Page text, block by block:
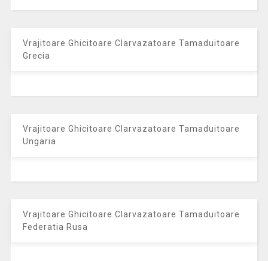
Vrajitoare Ghicitoare Clarvazatoare Tamaduitoare
Grecia
Vrajitoare Ghicitoare Clarvazatoare Tamaduitoare
Ungaria
Vrajitoare Ghicitoare Clarvazatoare Tamaduitoare
Federatia Rusa